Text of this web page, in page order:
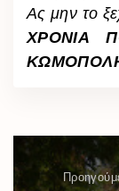
Ας μην το
ΧΡΟΝΙΑ
ΚΩΜΟΠΟΛΗ